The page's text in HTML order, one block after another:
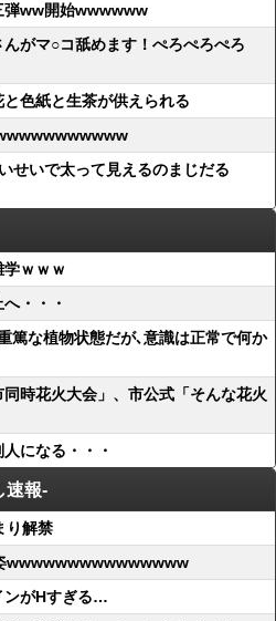
弾ww開始wwwwww
んがマ○コ舐めます！ぺろぺろぺろ
と色紙と生茶が供えられる
せいで太って見えるのまじだる
ｗｗｗ
・・・
篤な植物状態だが､意識は正常で何か
同時花火大会」、市公式「そんな花火
になる・・・
速報-
り解禁
wwwwwwwwwwwwwww
ンがHすぎる…